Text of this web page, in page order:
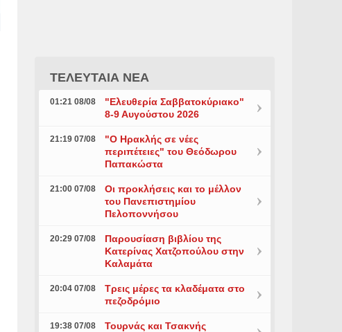
ΤΕΛΕΥΤΑΙΑ ΝΕΑ
01:21 08/08
"Ελευθερία Σαββατοκύριακο"
8-9 Αυγούστου 2026
21:19 07/08
"Ο Ηρακλής σε νέες
περιπέτειες" του Θεόδωρου
Παπακώστα
21:00 07/08
Οι προκλήσεις και το μέλλον
του Πανεπιστημίου
Πελοποννήσου
20:29 07/08
Παρουσίαση βιβλίου της
Κατερίνας Χατζοπούλου στην
Καλαμάτα
20:04 07/08
Τρεις μέρες τα κλαδέματα στο
πεζοδρόμιο
19:38 07/08
Τουρνάς και Τσακνής